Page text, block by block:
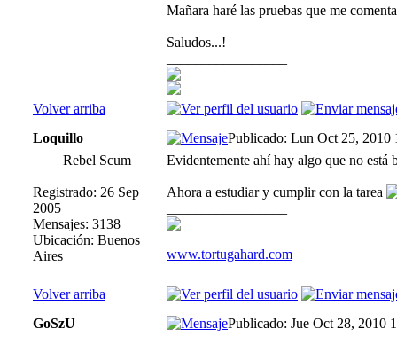
Mañara haré las pruebas que me
Saludos...!
Volver arriba
Loquillo
Publicado: Lun Oct 25, 2010
Rebel Scum
Registrado: 26 Sep
2005
Mensajes: 3138
Ubicación: Buenos
Aires
Evidentemente ahí hay algo que no
Ahora a estudiar y cumplir con la tarea
www.tortugahard.com
Volver arriba
GoSzU
Publicado: Jue Oct 28, 2010